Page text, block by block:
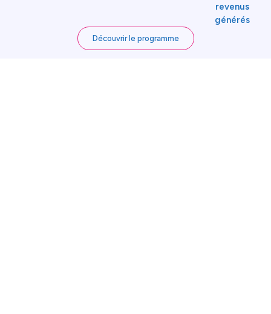
revenus
générés
Découvrir le programme